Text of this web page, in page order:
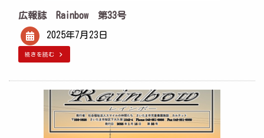
広報誌 Rainbow 第33号
2025年7月23日
続きを読む